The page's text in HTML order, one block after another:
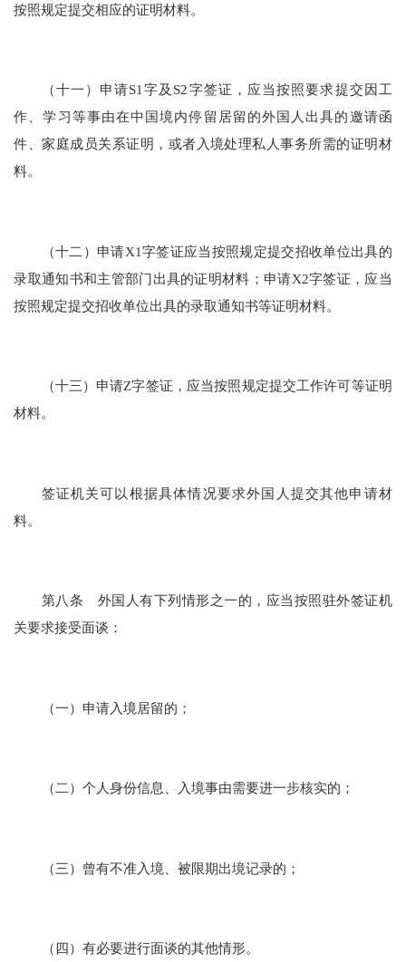
按照规定提交相应的证明材料。
（十一）申请S1字及S2字签证，应当按照要求提交因工
作、学习等事由在中国境内停留居留的外国人出具的邀请函
件、家庭成员关系证明，或者入境处理私人事务所需的证明材
料。
（十二）申请X1字签证应当按照规定提交招收单位出具的
录取通知书和主管部门出具的证明材料；申请X2字签证，应当
按照规定提交招收单位出具的录取通知书等证明材料。
（十三）申请Z字签证，应当按照规定提交工作许可等证明
材料。
签证机关可以根据具体情况要求外国人提交其他申请材
料。
第八条 外国人有下列情形之一的，应当按照驻外签证机
关要求接受面谈：
（一）申请入境居留的；
（二）个人身份信息、入境事由需要进一步核实的；
（三）曾有不准入境、被限期出境记录的；
（四）有必要进行面谈的其他情形。